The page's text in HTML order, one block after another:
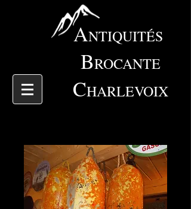
ANTIQUITÉS
BROCANTE
CHARLEVOIX